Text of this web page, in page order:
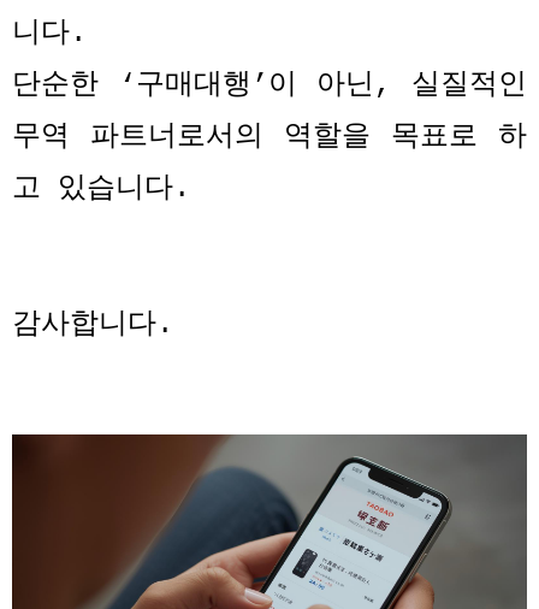
니다.
단순한 ‘ 구매대행 ’ 이 아닌 , 실질적인
무역 파트너로서의 역할을 목표로 하
고 있습니다.
감사합니다.